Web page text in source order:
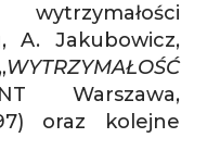
A. Jakubowicz,
WYTRZYMAŁOŚĆ
Warszawa,
oraz kolejne